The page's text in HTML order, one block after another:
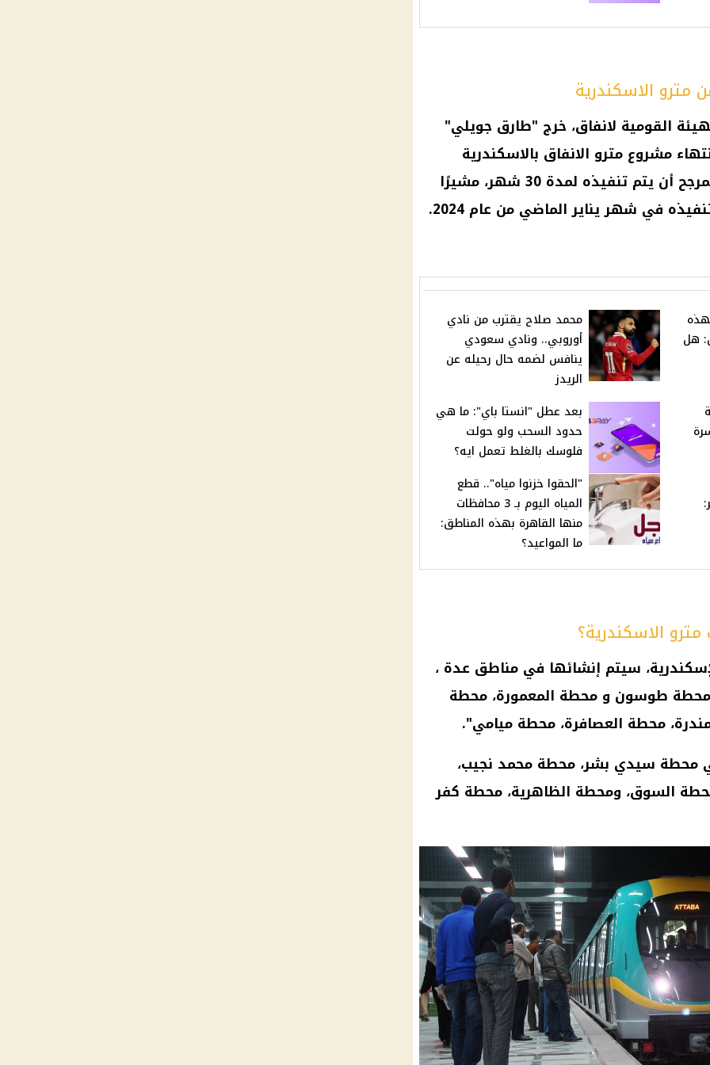
مترو الاسكندرية
القومية لانفاق، خرج "طارق جويلي"
مشروع مترو الانفاق بالاسكندرية
المرحلة الاولى، وكشف أنه من المرجح أن يتم تنفيذه لمدة 30 شهر، مشيرًا
في شهر يناير الماضي من عام 2024.
هل
محمد صلاح يقترب من نادي
أوروبي.. ونادي سعودي
ينافس لضمه حال رحيله عن
الريدز
بعد عطل "انستا باي": ما هي
حدود السحب ولو حولت
فلوسك بالغلط تعمل ايه؟
"الحقوا خزنوا مياه".. قطع
المياه اليوم بـ 3 محافظات
منها القاهرة بهذه المناطق:
ما المواعيد؟
الاسكندرية؟
، سيتم إنشائها في مناطق عدة ،
محطة طوسون و محطة المعمورة، محطة
محطة العصافرة، محطة ميامي".
محطة سيدي بشر، محطة محمد نجيب،
السوق، ومحطة الظاهرية، محطة كفر